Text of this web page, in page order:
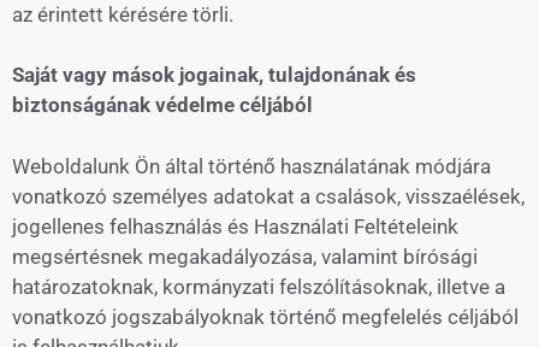
az érintett kérésére törli.
Saját vagy mások jogainak, tulajdonának és
biztonságának védelme céljából
Weboldalunk Ön által történő használatának módjára
vonatkozó személyes adatokat a csalások, visszaélések,
jogellenes felhasználás és Használati Feltételeink
megsértésnek megakadályozása, valamint bírósági
határozatoknak, kormányzati felszólításoknak, illetve a
vonatkozó jogszabályoknak történő megfelelés céljából